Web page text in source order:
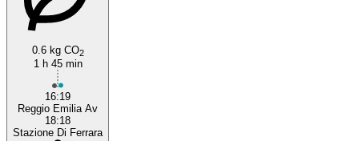
Reggio Emilia
0.6 kg CO2
1 h 45 min
16:19
Reggio Emilia Av
18:18
Stazione Di Ferrara